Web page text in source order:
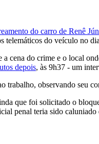
do carro de Renê
telemáticos do veículo no
cena do crime e o local
depois, às 9h37 - um
trabalho, observando seu
que foi solicitado o
penal teria sido caluniado